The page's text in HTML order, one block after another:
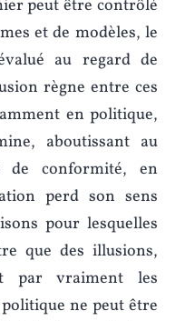
peut être contrôlé
et de modèles, le
au regard de
règne entre ces
en politique,
aboutissant au
de conformité, en
perd son sens
pour lesquelles
que des illusions,
par vraiment les
ne peut être